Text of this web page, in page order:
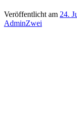
Veröffentlicht am 24.
AdminZwei